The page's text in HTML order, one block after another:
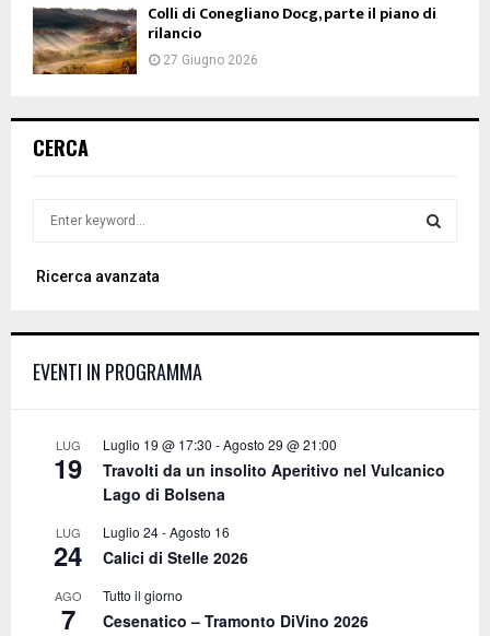
Colli di Conegliano Docg, parte il piano di
rilancio
27 Giugno 2026
CERCA
r
o
Ricerca avanzata
EVENTI IN PROGRAMMA
LUG
19
Luglio 19 @ 17:30 -Agosto 29 @ 21:00
Travolti da un insolito Aperitivo nel Vulcanico
Lago di Bolsena
LUG
24
Luglio 24-Agosto 16
Calici di Stelle 2026
AGO
7
Tutto il giorno
Cesenatico – Tramonto DiVino 2026